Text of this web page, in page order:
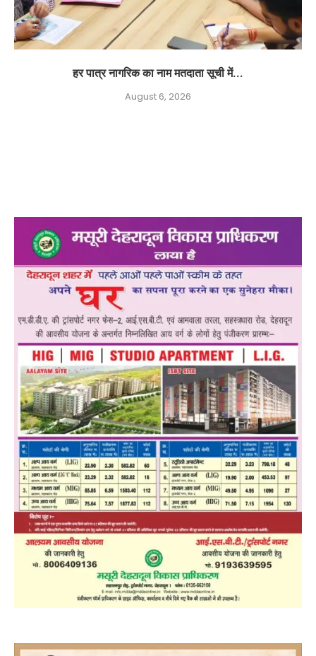
हर पात्र नागरिक का नाम मतदाता सूची में...
August 6, 2026